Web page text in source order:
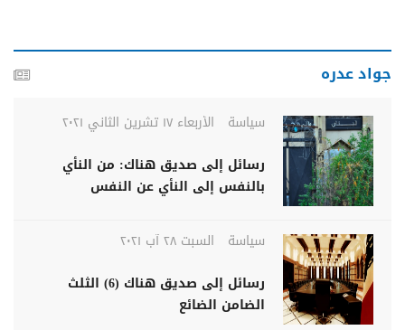
جواد عدره
سياسة
الأربعاء ١٧ تشرين الثاني ٢٠٢١
رسائل إلى صديق هناك: من النأي
بالنفس إلى النأي عن النفس
سياسة
السبت ٢٨ آب ٢٠٢١
رسائل إلى صديق هناك (6) الثلث
الضامن الضائع